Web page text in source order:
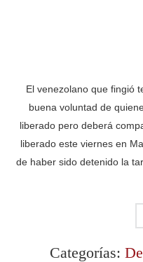
El venezolano que fingió
buena voluntad de
liberado pero deberá
liberado este viernes en
de haber sido detenido la
Categorías: